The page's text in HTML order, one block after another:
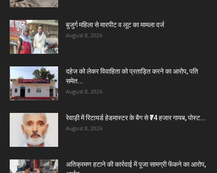
बुजुर्ग महिला से मारपीट व लूट का मामला दर्ज
August 8, 2026
दहेज को लेकर विवाहिता को प्रताड़ित करने का आरोप, पति
समेत...
August 8, 2026
रेवाड़ी में रिटायर्ड हेडमास्टर के बैग से ₹74 हजार गायब, पोस्ट...
August 8, 2026
अतिक्रमण हटाने की कार्रवाई में पूजा सामग्री फेंकने का आरोप,